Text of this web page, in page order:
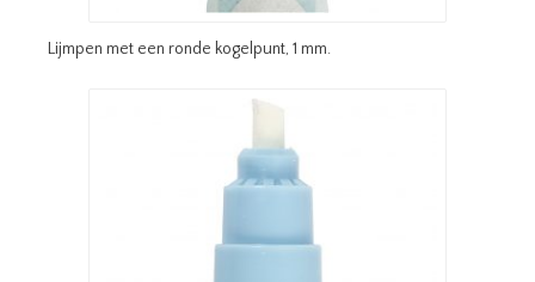
Lijmpen met een ronde kogelpunt, 1 mm.